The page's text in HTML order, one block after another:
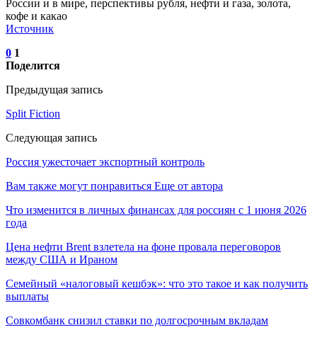
России и в мире, перспективы рубля, нефти и газа, золота,
кофе и какао
Источник
0 1
Поделится
Предыдущая запись
Split Fiction
Следующая запись
Россия ужесточает экспортный контроль
Вам также могут понравиться Еще от автора
Что изменится в личных финансах для россиян с 1 июня 2026
года
Цена нефти Brent взлетела на фоне провала переговоров
между США и Ираном
Семейный «налоговый кешбэк»: что это такое и как получить
выплаты
Совкомбанк снизил ставки по долгосрочным вкладам